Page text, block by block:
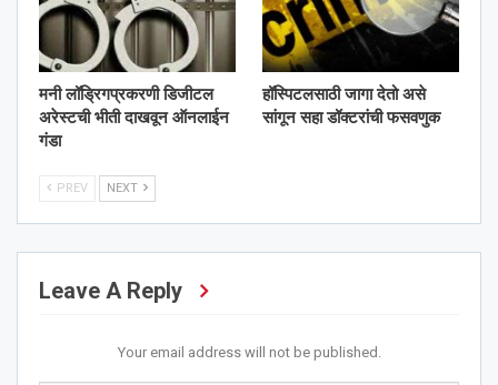
मनी लॉड्रिगप्रकरणी डिजीटल
अरेस्टची भीती दाखवून ऑनलाईन
गंडा
हॉस्पिटलसाठी जागा देतो असे
सांगून सहा डॉक्टरांची फसवणुक
PREV NEXT
Leave A Reply
Your email address will not be published.